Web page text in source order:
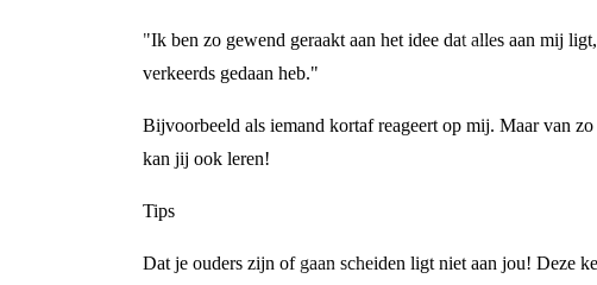
"Ik ben zo gewend geraakt aan het idee dat alles aan mij
verkeerds gedaan heb."
Bijvoorbeeld als iemand kortaf reageert op mij. Maar van
kan jij ook leren!
Tips
Dat je ouders zijn of gaan scheiden ligt niet aan jou! Deze